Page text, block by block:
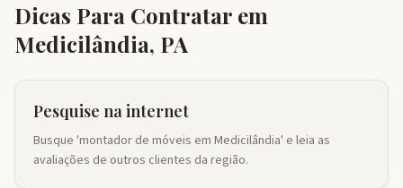
Dicas Para Contratar em
Medicilândia, PA
Pesquise na internet
Busque 'montador de móveis em Medicilândia' e leia as
avaliações de outros clientes da região.